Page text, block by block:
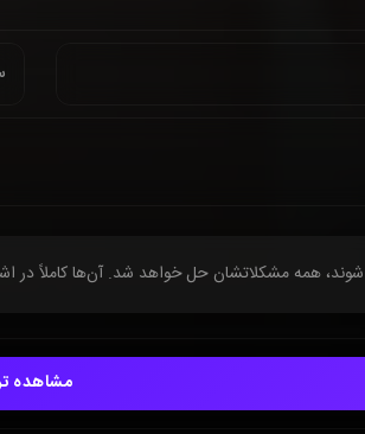
همه مشکلاتشان حل خواهد شد. آن‌ها کاملاً در
مشاهده